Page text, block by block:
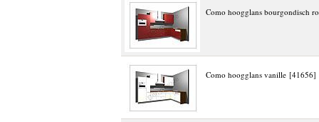
Como hoogglans bourgondisch
Como hoogglans vanille [41656]